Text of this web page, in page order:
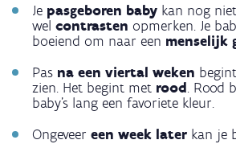
Je pasgeboren baby kan nog
wel contrasten opmerken. Je
boeiend om naar een menselijk
Pas na een viertal weken
zien. Het begint met rood. Rood
baby’s lang een favoriete kleur.
Ongeveer een week later kan je